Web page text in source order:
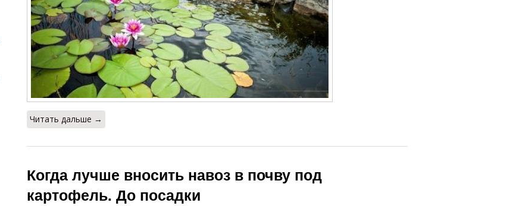
Читать дальше →
Когда лучше вносить навоз в почву под
картофель. До посадки